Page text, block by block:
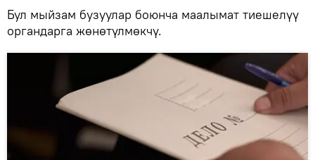
Бул мыйзам бузуулар боюнча маалымат тиешелүү
органдарга жөнөтүлмөкчү.